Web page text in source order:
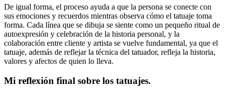
De igual forma, el proceso ayuda a que la persona se conecte con
sus emociones y recuerdos mientras observa cómo el tatuaje toma
forma. Cada línea que se dibuja se siente como un pequeño ritual de
autoexpresión y celebración de la historia personal, y la
colaboración entre cliente y artista se vuelve fundamental, ya que el
tatuaje, además de reflejar la técnica del tatuador, refleja la historia,
valores y afectos de quien lo lleva.
Mi reflexión final sobre los tatuajes.